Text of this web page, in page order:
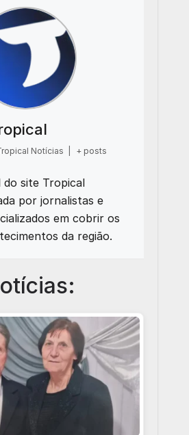
Notícias + posts
do site Tropical
por jornalistas e
em cobrir os
da região.